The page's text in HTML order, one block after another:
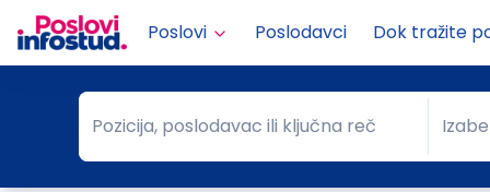
Poslovi Poslodavci Dok tražite
Pozicija, poslodavac ili ključna reč
Pozicija, poslodavac ili ključna reč Grad